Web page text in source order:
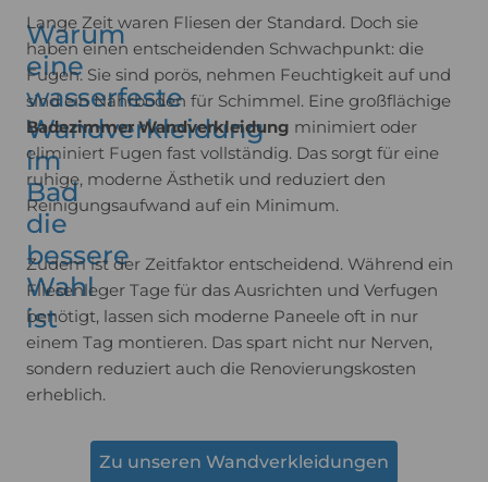
rund um unsere Sortimente bieten.
Warum
eine
wasserfeste
Wandverkleidung
im
Bad
die
bessere
Wahl
ist
Lange Zeit waren Fliesen der Standard. Doch sie
haben einen entscheidenden Schwachpunkt: die
Fugen. Sie sind porös, nehmen Feuchtigkeit auf und
sind ein Nährboden für Schimmel. Eine großflächige
Badezimmer Wandverkleidung minimiert oder
eliminiert Fugen fast vollständig. Das sorgt für eine
ruhige, moderne Ästhetik und reduziert den
Reinigungsaufwand auf ein Minimum.
Zudem ist der Zeitfaktor entscheidend. Während ein
Fliesenleger Tage für das Ausrichten und Verfugen
benötigt, lassen sich moderne Paneele oft in nur
einem Tag montieren. Das spart nicht nur Nerven,
sondern reduziert auch die Renovierungskosten
erheblich.
Zu unseren Wandverkleidungen